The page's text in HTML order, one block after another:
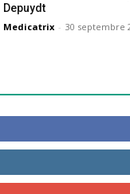
Depuydt
Medicatrix - 30 septembre